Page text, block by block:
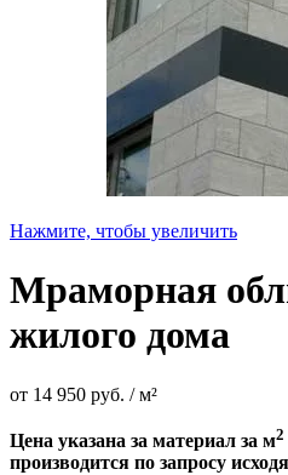
Нажмите, чтобы увеличить
Мраморная
жилого дома
от 14 950 руб. / м²
Цена указана за материал за м2
производится по запросу